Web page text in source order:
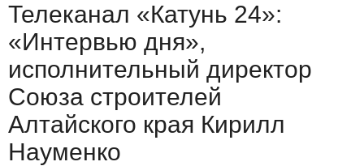
Телеканал «Катунь 24»:
«Интервью дня»,
исполнительный директор
Союза строителей
Алтайского края Кирилл
Науменко